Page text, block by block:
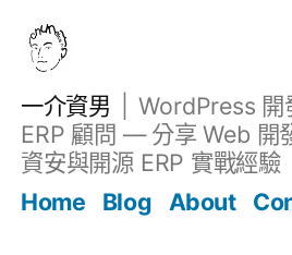
一介資男
WordPress 開
ERP 顧問 — 分享 Web 開
資安與開源 ERP 實戰經驗
Home
Blog About
文章